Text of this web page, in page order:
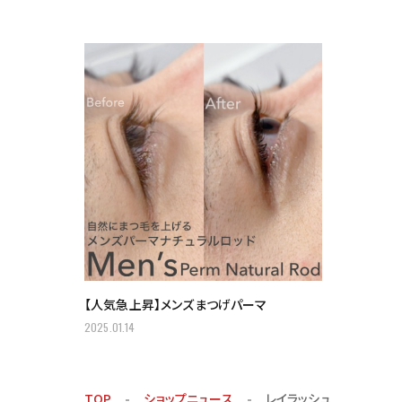
【人気急上昇】メンズまつげパーマ
2025.01.14